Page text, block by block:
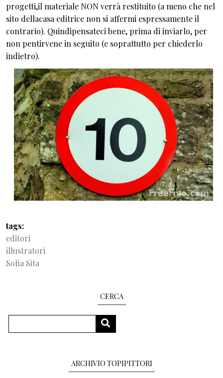
progetti,il materiale NON verrà restituito (a meno che nel
sito dellacasa editrice non si affermi espressamente il
contrario). Quindipensateci bene, prima di inviarlo, per
non pentirvene in seguito (e soprattutto per chiederlo
indietro).
tags
editori
illustratori
Sofia Sita
CERCA
CERCA
ARCHIVIO TOPIPITTORI